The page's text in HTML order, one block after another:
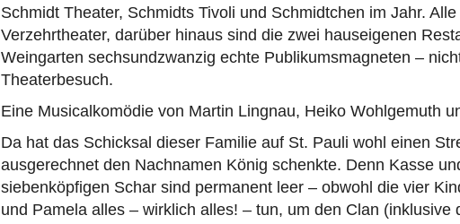
Schmidt Theater, Schmidts Tivoli und Schmidtchen im Jahr.
Verzehrtheater, darüber hinaus sind die zwei hauseigenen
Weingarten sechsundzwanzig echte Publikumsmagneten –
Theaterbesuch.
Eine Musicalkomödie von Martin Lingnau, Heiko Wohlgemuth
Da hat das Schicksal dieser Familie auf St. Pauli wohl einen
ausgerechnet den Nachnamen König schenkte. Denn Kasse
siebenköpfigen Schar sind permanent leer – obwohl die vier
und Pamela alles – wirklich alles! – tun, um den Clan (inklusive